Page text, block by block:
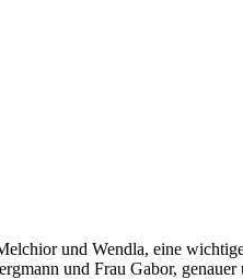
und Wendla, eine
und Frau Gabor,